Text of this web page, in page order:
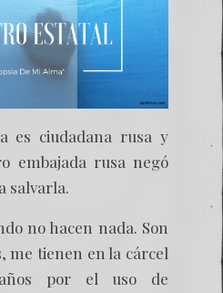
es ciudadana rusa y
embajada rusa negó
salvarla.
no hacen nada. Son
me tienen en la cárcel
por el uso de